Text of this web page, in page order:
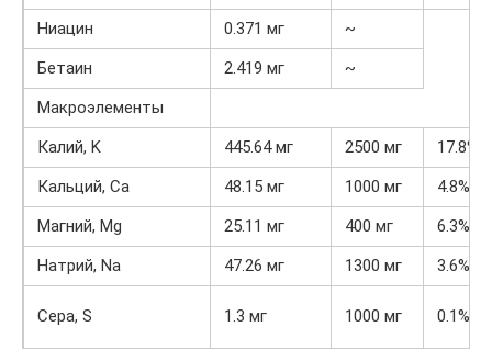
Ниацин
0.371 мг
~
Бетаин
2.419 мг
~
Макроэлементы
Калий, K
445.64 мг 2500 мг
17.8%
Кальций, Ca
48.15 мг 1000 мг
4.8%
Магний, Mg
25.11 мг 400 мг
6.3%
Натрий, Na
47.26 мг 1300 мг 3.6%
Сера, S 1.3 мг 1000 мг 0.1%